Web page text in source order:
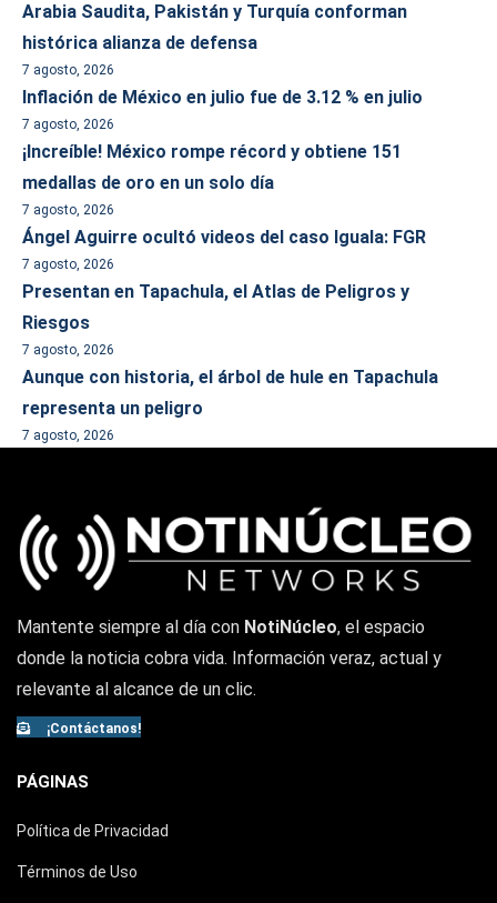
Arabia Saudita, Pakistán y Turquía conforman
histórica alianza de defensa
7 agosto, 2026
Inflación de México en julio fue de 3.12 % en julio
7 agosto, 2026
¡Increíble! México rompe récord y obtiene 151
medallas de oro en un solo día
7 agosto, 2026
Ángel Aguirre ocultó videos del caso Iguala: FGR
7 agosto, 2026
Presentan en Tapachula, el Atlas de Peligros y
Riesgos
7 agosto, 2026
Aunque con historia, el árbol de hule en Tapachula
representa un peligro
7 agosto, 2026
Mantente siempre al día con NotiNúcleo, el espacio
donde la noticia cobra vida. Información veraz, actual y
relevante al alcance de un clic.
¡Contáctanos!
PÁGINAS
Política de Privacidad
Términos de Uso